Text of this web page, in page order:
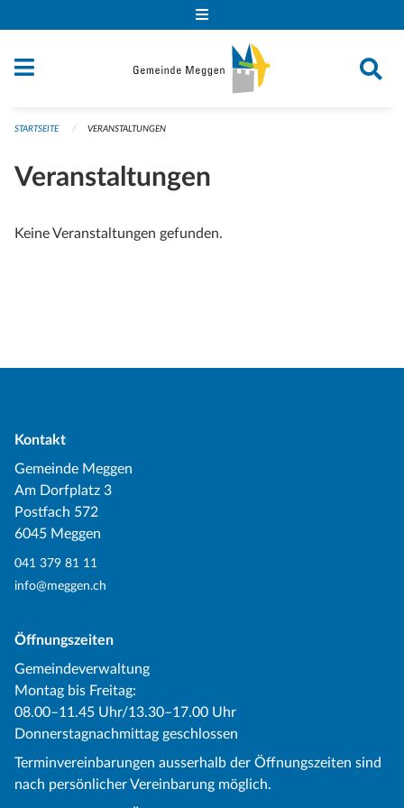
STARTSEITE VERANSTALTUNGEN
Veranstaltungen
Keine Veranstaltungen gefunden.
Kontakt
Gemeinde Meggen
Am Dorfplatz 3
Postfach 572
6045 Meggen
041 379 81 11
info@meggen.ch
Öffnungszeiten
Gemeindeverwaltung
Montag bis Freitag:
08.00–11.45 Uhr/13.30–17.00 Uhr
Donnerstagnachmittag geschlossen
Terminvereinbarungen ausserhalb der Öffnungszeiten sind
nach persönlicher Vereinbarung möglich.